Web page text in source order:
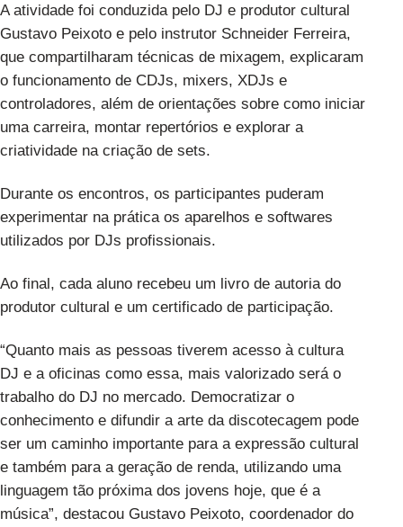
A atividade foi conduzida pelo DJ e produtor cultural
Gustavo Peixoto e pelo instrutor Schneider Ferreira,
que compartilharam técnicas de mixagem, explicaram
o funcionamento de CDJs, mixers, XDJs e
controladores, além de orientações sobre como iniciar
uma carreira, montar repertórios e explorar a
criatividade na criação de sets.
Durante os encontros, os participantes puderam
experimentar na prática os aparelhos e softwares
utilizados por DJs profissionais.
Ao final, cada aluno recebeu um livro de autoria do
produtor cultural e um certificado de participação.
“Quanto mais as pessoas tiverem acesso à cultura
DJ e a oficinas como essa, mais valorizado será o
trabalho do DJ no mercado. Democratizar o
conhecimento e difundir a arte da discotecagem pode
ser um caminho importante para a expressão cultural
e também para a geração de renda, utilizando uma
linguagem tão próxima dos jovens hoje, que é a
música”, destacou Gustavo Peixoto, coordenador do